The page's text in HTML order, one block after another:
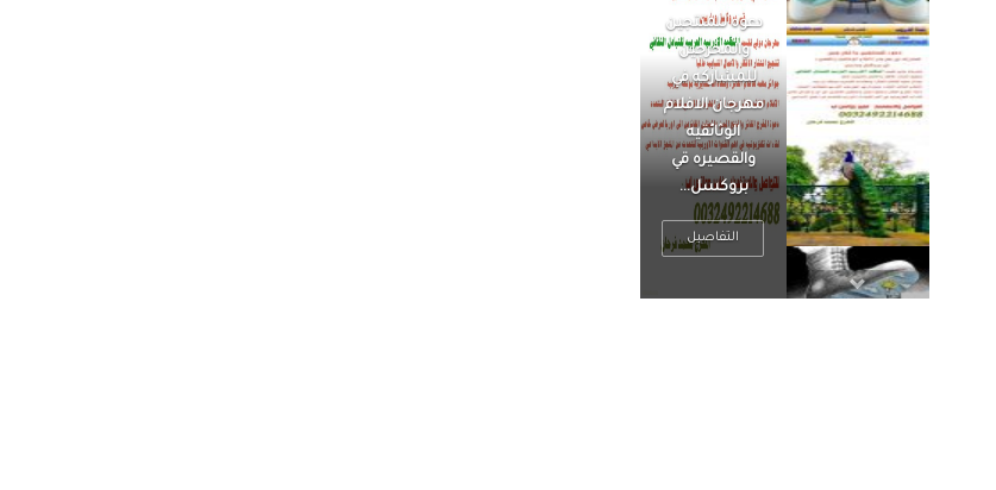
الرجل العظيم
يكون مطمئناً ،
يتحرر من القلق
، بينما الرجل
ضيق الأفق
فعادة ما يكون
متوتراً
التفاصيل